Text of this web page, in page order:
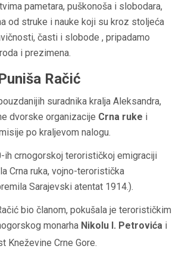
pametara, puškonoša i slobodara,
od struke i nauke koji su kroz stoljeća
časti i slobode , pripadamo
i prezimena.
Račić
suradnika kralja Aleksandra,
dvorske organizacije Crna ruke i
po kraljevom nalogu.
ih crnogorskoj terorističkoj emigraciji
Crna ruka, vojno-teroristička
Sarajevski atentat 1914.).
bio članom, pokušala je terorističkim
monarha Nikolu I. Petrovića i
Kneževine Crne Gore.